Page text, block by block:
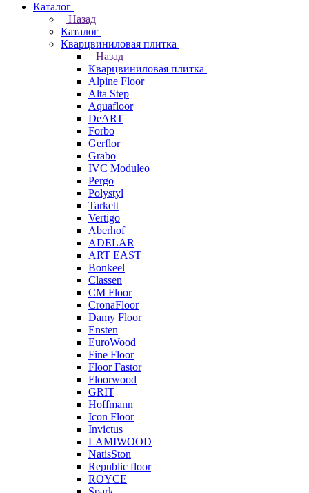
Каталог
Назад
Каталог
Кварцвиниловая плитка
Назад
Кварцвиниловая плитка
Alpine Floor
Alta Step
Aquafloor
DeART
Forbo
Gerflor
Grabo
IVC Moduleo
Pergo
Polystyl
Tarkett
Vertigo
Aberhof
ADELAR
ART EAST
Bonkeel
Classen
CM Floor
CronaFloor
Damy Floor
Ensten
EuroWood
Fine Floor
Floor Fastor
Floorwood
GRIT
Hoffmann
Icon Floor
Invictus
LAMIWOOD
NatisSton
Republic floor
ROYCE